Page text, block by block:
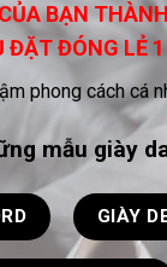
BẠN
ĐẶT ĐÓNG LẺ
phong cách cá
mẫu giày
GIÀY